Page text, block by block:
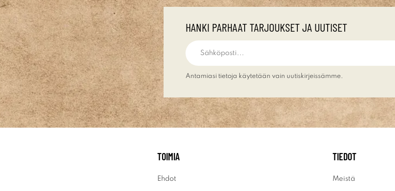
HANKI PARHAAT TARJOUKSET JA UUTISET
Antamiasi tietoja käytetään vain uutiskirjeissämme.
TOIMIA
Ehdot
TIEDOT
Meistä